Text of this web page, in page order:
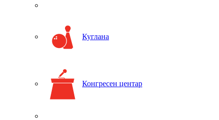
Куглана
Конгресен центар